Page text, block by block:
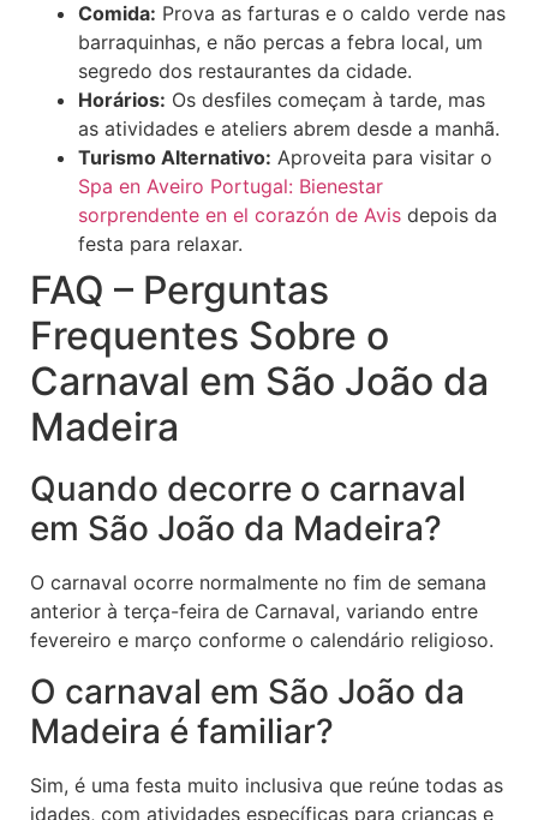
Comida: Prova as farturas e o caldo verde nas
barraquinhas, e não percas a febra local, um
segredo dos restaurantes da cidade.
Horários: Os desfiles começam à tarde, mas
as atividades e ateliers abrem desde a manhã.
Turismo Alternativo: Aproveita para visitar o
Spa en Aveiro Portugal: Bienestar
sorprendente en el corazón de Avis depois da
festa para relaxar.
FAQ – Perguntas
Frequentes Sobre o
Carnaval em São João da
Madeira
Quando decorre o carnaval
em São João da Madeira?
O carnaval ocorre normalmente no fim de semana
anterior à terça-feira de Carnaval, variando entre
fevereiro e março conforme o calendário religioso.
O carnaval em São João da
Madeira é familiar?
Sim, é uma festa muito inclusiva que reúne todas as
idades, com atividades específicas para crianças e